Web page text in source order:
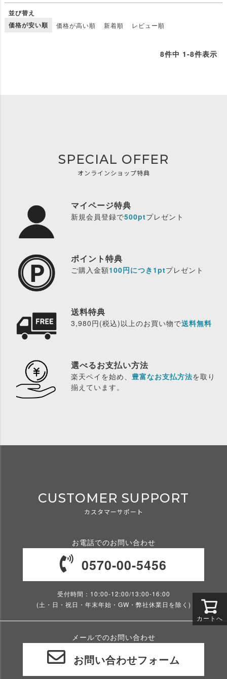
並び替え
価格が安い順
価格が高い順 新着順 レビュー順
8件中 1-8件表示
カートへ
SPECIAL OFFER
オンラインショップ特典
マイページ特典
新規会員登録で500ptプレゼント
ポイント特典
ご購入金額100円につき1ptプレゼント
送料特典
3,980円(税込)以上のお買い物で送料無料
選べるお支払い方法
楽天ペイを始め、 豊富なお支払方法を取り
揃えています。
CUSTOMER SUPPORT
カスタマーサポート
お電話でのお問い合わせ
0570-00-5456
受付時間：10:00-12:00/13:00-16:00
(土・日・祝日・年末年始・GW・弊社休業日を除く)
メールでのお問い合わせ
お問い合わせフォーム